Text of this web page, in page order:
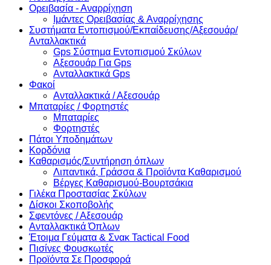
Ορειβασία - Αναρρίχηση
Ιμάντες Ορειβασίας & Αναρρίχησης
Συστήματα Εντοπισμού/Εκπαίδευσης/Αξεσουάρ/
Ανταλλακτικά
Gps Σύστημα Εντοπισμού Σκύλων
Αξεσουάρ Για Gps
Ανταλλακτικά Gps
Φακοί
Ανταλλακτικά / Αξεσουάρ
Μπαταρίες / Φορτηστές
Μπαταρίες
Φορτηστές
Πάτοι Υποδημάτων
Κορδόνια
Καθαρισμός/Συντήρηση όπλων
Λιπαντικά, Γράσσα & Προϊόντα Καθαρισμού
Βέργες Καθαρισμού-Βουρτσάκια
Γιλέκα Προστασίας Σκύλων
Δίσκοι Σκοποβολής
Σφεντόνες / Αξεσουάρ
Ανταλλακτικά Όπλων
Έτοιμα Γεύματα & Σνακ Tactical Food
Πισίνες Φουσκωτές
Προϊόντα Σε Προσφορά